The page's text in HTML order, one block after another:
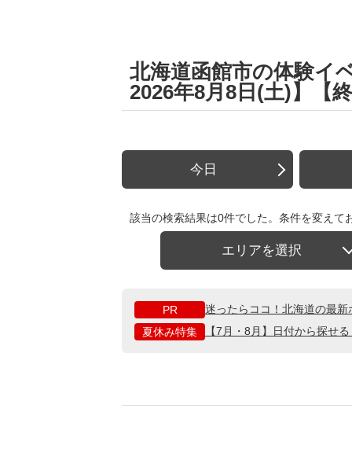
北海道函館市の体験イ
2026年8月8日(土)】【
今日
該当の検索結果は0件でした。条件を変えて
エリアを選択
PR
迷ったらココ！北海道の最
夏休み特集
【7月・8月】日付から探せ